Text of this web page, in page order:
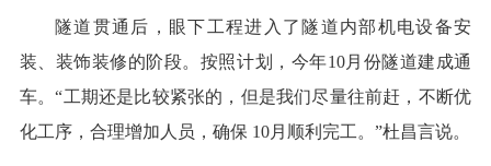
隧道贯通后，眼下工程进入了隧道内部机电设备安
装、装饰装修的阶段。按照计划，今年10月份隧道建成通
车。“工期还是比较紧张的，但是我们尽量往前赶，不断优
化工序，合理增加人员，确保 10月顺利完工。”杜昌言说。